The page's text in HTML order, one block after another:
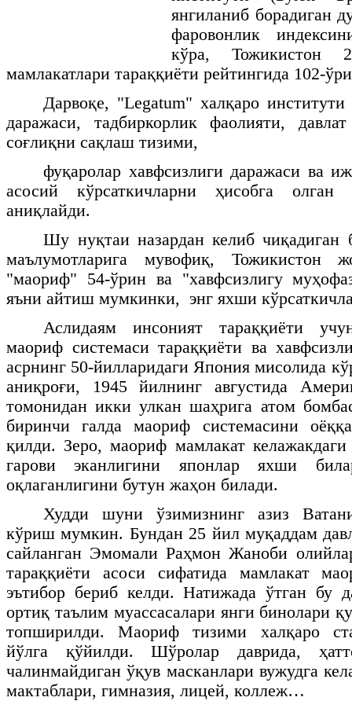
янгиланиб борадиган
фаровонлик
кўра, Тожикистон
мамлакатлари тараққиёти рейтингида 102-
Дарвоқе, "Legatum" халқаро институти
даражаси, тадбиркорлик фаолияти,
соғлиқни сақлаш тизими,
фуқаролар хавфсизлиги даражаси ва
асосий кўрсаткичларни ҳисобга олган
аниқлайди.
Шу нуқтаи назардан келиб чиқадиган
маълумотларига мувофиқ, Тожикистон
"маориф" 54-ўрин ва "хавфсизлигу
яъни айтиш мумкинки, энг яхши
Аслидаям инсоният тараққиёти
маориф системаси тараққиёти ва
асрнинг 50-йилларидаги Япония мисолида
аниқроғи, 1945 йилнинг августида
томонидан икки улкан шаҳрига атом
биринчи галда маориф системасини
қилди. Зеро, маориф мамлакат келажакдаги
гарови эканлигини японлар яхши
оқлаганлигини бутун жаҳон билади.
Худди шуни ўзимизнинг азиз
кўриш мумкин. Бундан 25 йил муқаддам
сайланган Эмомали Раҳмон Жаноби
тараққиёти асоси сифатида мамлакат
эътибор бериб келди. Натижада ўтган бу
ортиқ таълим муассасалари янги бинолари
топширилди. Маориф тизими халқаро
йўлга қўйилди. Шўролар даврида,
чалинмайдиган ўқув масканлари вужудга
мактаблари, гимназия, лицей, коллеж…